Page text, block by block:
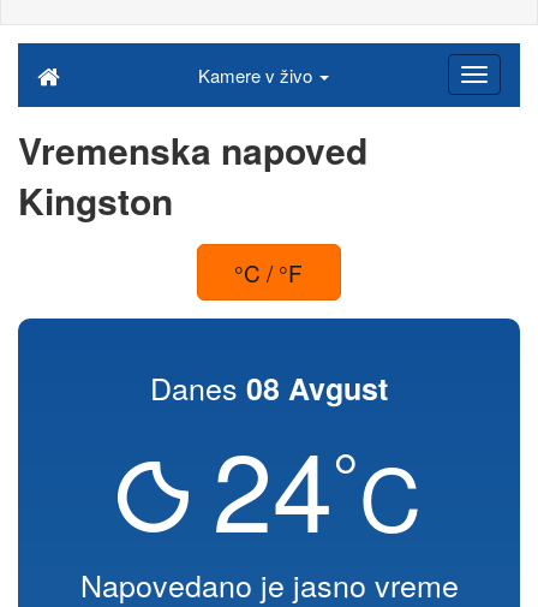
Kamere v živo
Vremenska napoved
Kingston
°C / °F
Danes 08 Avgust
24°C
Napovedano je jasno vreme